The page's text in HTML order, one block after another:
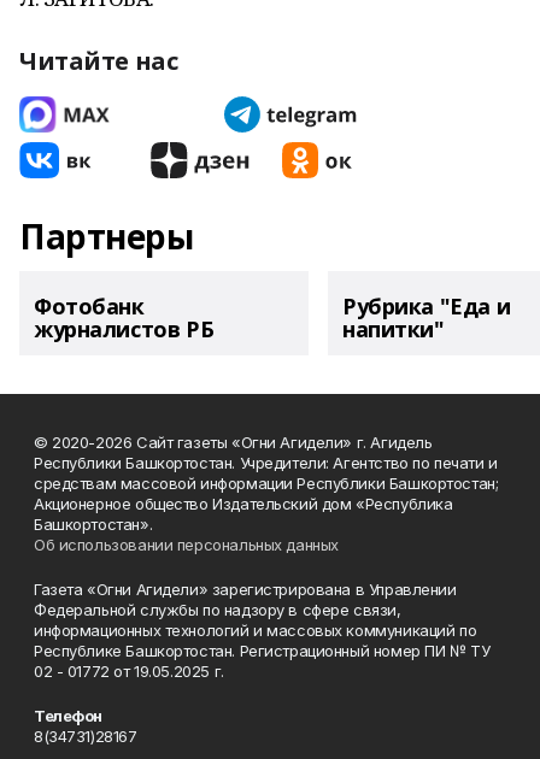
Читайте нас
Партнеры
Фотобанк
журналистов РБ
Рубрика "Еда и
напитки"
© 2020-2026 Сайт газеты «Огни Агидели» г. Агидель
Республики Башкортостан. Учредители: Агентство по печати и
средствам массовой информации Республики Башкортостан;
Акционерное общество Издательский дом «Республика
Башкортостан».
Об использовании персональных данных
Газета «Огни Агидели» зарегистрирована в Управлении
Федеральной службы по надзору в сфере связи,
информационных технологий и массовых коммуникаций по
Республике Башкортостан. Регистрационный номер ПИ № ТУ
02 - 01772 от 19.05.2025 г.
Телефон
8(34731)28167